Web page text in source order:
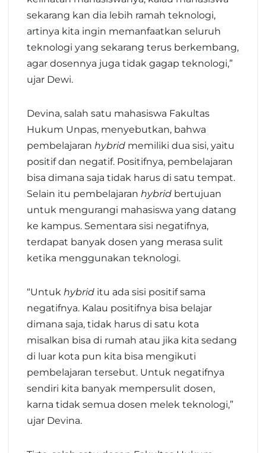
sekarang kan dia lebih ramah teknologi,
artinya kita ingin memanfaatkan seluruh
teknologi yang sekarang terus berkembang,
agar dosennya juga tidak gagap teknologi,”
ujar Dewi.
Devina, salah satu mahasiswa Fakultas
Hukum Unpas, menyebutkan, bahwa
pembelajaran hybrid memiliki dua sisi, yaitu
positif dan negatif. Positifnya, pembelajaran
bisa dimana saja tidak harus di satu tempat.
Selain itu pembelajaran hybrid bertujuan
untuk mengurangi mahasiswa yang datang
ke kampus. Sementara sisi negatifnya,
terdapat banyak dosen yang merasa sulit
ketika menggunakan teknologi.
“Untuk hybrid itu ada sisi positif sama
negatifnya. Kalau positifnya bisa belajar
dimana saja, tidak harus di satu kota
misalkan bisa di rumah atau jika kita sedang
di luar kota pun kita bisa mengikuti
pembelajaran tersebut. Untuk negatifnya
sendiri kita banyak mempersulit dosen,
karna tidak semua dosen melek teknologi,”
ujar Devina.